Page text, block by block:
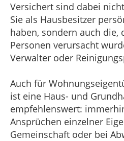
Versichert sind dabei
Sie als Hausbesitzer
haben, sondern auch die,
Personen verursacht
Verwalter oder
Auch für
ist eine Haus- und
empfehlenswert:
Ansprüchen einzelner
Gemeinschaft oder bei